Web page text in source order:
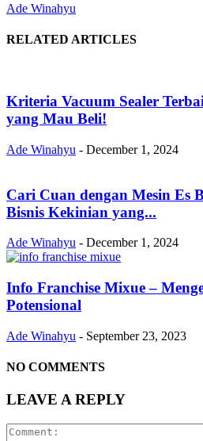
Ade Winahyu
RELATED ARTICLES
Kriteria Vacuum Sealer
yang Mau Beli!
Ade Winahyu - December 1, 2024
Cari Cuan dengan Mesin Es
Bisnis Kekinian yang...
Ade Winahyu - December 1, 2024
Info Franchise Mixue –
Potensional
Ade Winahyu - September 23, 2023
NO COMMENTS
LEAVE A REPLY